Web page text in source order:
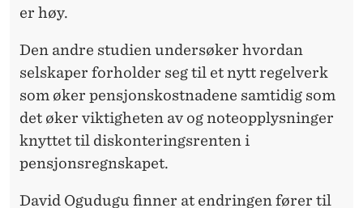
er høy.
Den andre studien undersøker hvordan
selskaper forholder seg til et nytt regelverk
som øker pensjonskostnadene samtidig som
det øker viktigheten av og noteopplysninger
knyttet til diskonteringsrenten i
pensjonsregnskapet.
David Ogudugu finner at endringen fører til